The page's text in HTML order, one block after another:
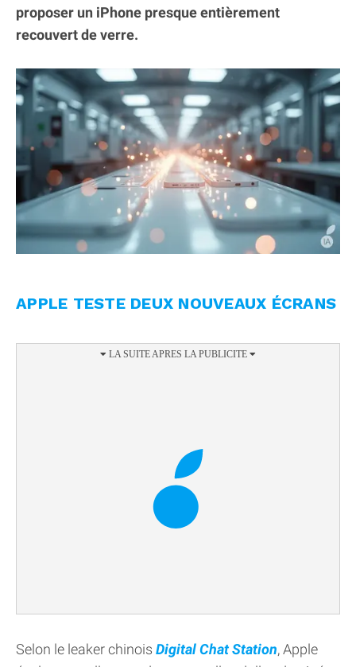
proposer un iPhone presque entièrement
recouvert de verre.
APPLE TESTE DEUX NOUVEAUX ÉCRANS
Selon le leaker chinois Digital Chat Station, Apple